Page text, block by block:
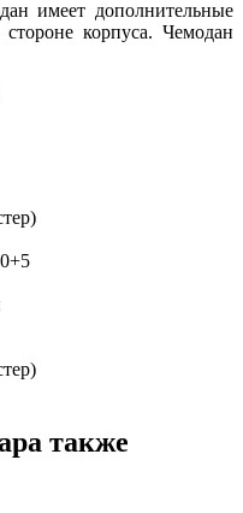
имеет дополнительные
корпуса. Чемодан
также